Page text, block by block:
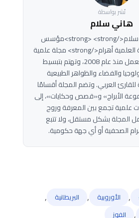
نُشر بواسطة
هاني سلام
<strong>هاني سلام</strong> <strong>مؤسس
ورئيس تحرير المجلة العلمية أهرام</strong> مجلة علمية
عربية مستقلة تعمل منذ عام 2008، وتهتم بتبسيط
والفضاء والظواهر الطبيعية
العربي. وتضم المجلة أقسامًا
الأبراج» و«قصص وحكايات»، إلى
علمية تجمع بين المعرفة وروح
المجلة بشكل مستقل، ولا تتبع
الصحفية أو أي جهة حكومية.
, الأوروبية , البريطانية ,
, الفوز